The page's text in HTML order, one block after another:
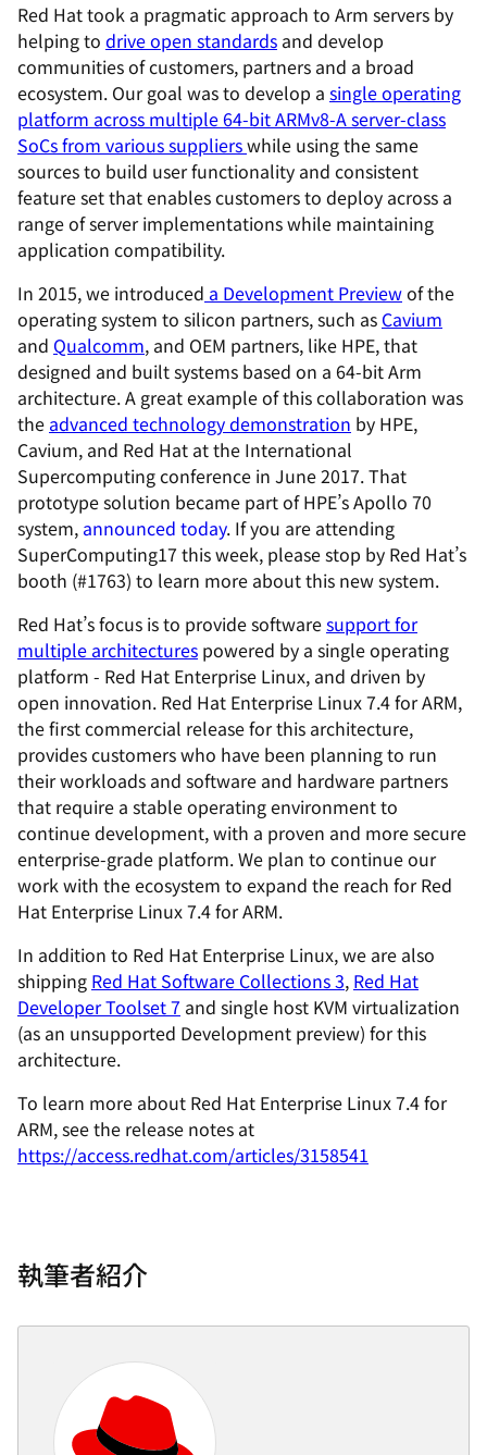
Red Hat took a pragmatic approach to Arm servers by
helping to drive open standards and develop
communities of customers, partners and a broad
ecosystem. Our goal was to develop a single operating
platform across multiple 64-bit ARMv8-A server-class
SoCs from various supplierswhile using the same
sources to build user functionality and consistent
feature set that enables customers to deploy across a
range of server implementations while maintaining
application compatibility.
In 2015, we introduced a Development Previewof the
operating system to silicon partners, such as Cavium
and Qualcomm, and OEM partners, like HPE, that
designed and built systems based on a 64-bit Arm
architecture. A great example of this collaboration was
the advanced technology demonstration by HPE,
Cavium, and Red Hat at the International
Supercomputing conference in June 2017. That
prototype solution became part of HPE’s Apollo 70
system, announced today. If you are attending
SuperComputing17 this week, please stop by Red Hat’s
booth (#1763) to learn more about this new system.
Red Hat’s focus is to provide softwaresupport for
multiple architectures powered by a single operating
platform - Red Hat Enterprise Linux, and driven by
open innovation. Red Hat Enterprise Linux 7.4 for ARM,
the first commercial release for this architecture,
provides customers who have been planning to run
their workloads and software and hardware partners
that require a stable operating environment to
continue development, with a proven and more secure
enterprise-grade platform. We plan to continue our
work with the ecosystem to expand the reach for Red
Hat Enterprise Linux 7.4 for ARM.
In addition to Red Hat Enterprise Linux, we are also
shipping Red Hat Software Collections 3, Red Hat
Developer Toolset7 and single host KVM virtualization
(as an unsupported Development preview) for this
architecture.
To learn more about Red Hat Enterprise Linux 7.4 for
ARM, see the release notes at
https://access.redhat.com/articles/3158541
執筆者紹介